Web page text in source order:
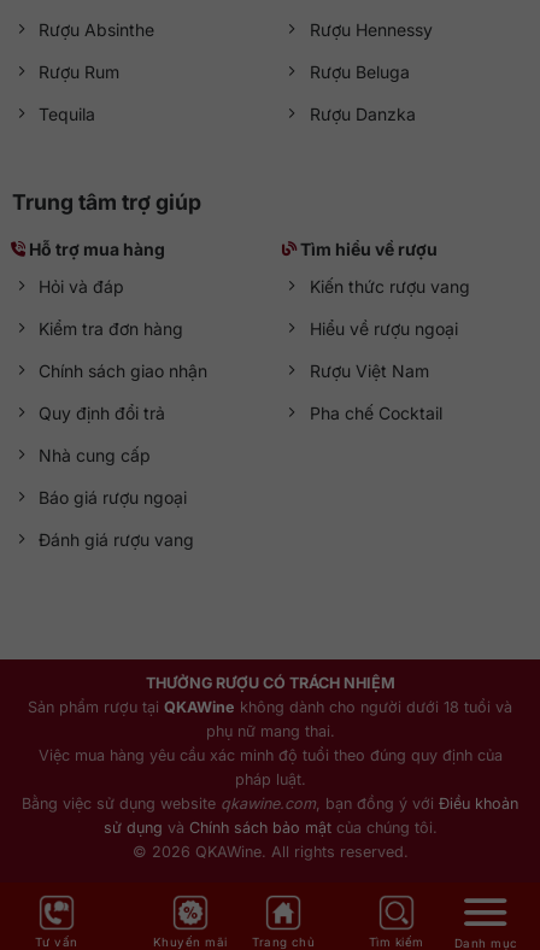
Rượu Absinthe
Rượu Rum
Tequila
Rượu Hennessy
Rượu Beluga
Rượu Danzka
Trung tâm trợ giúp
Hỗ trợ mua hàng
Hỏi và đáp
Kiểm tra đơn hàng
Chính sách giao nhận
Quy định đổi trả
Nhà cung cấp
Báo giá rượu ngoại
Đánh giá rượu vang
Tìm hiểu về rượu
Kiến thức rượu vang
Hiểu về rượu ngoại
Rượu Việt Nam
Pha chế Cocktail
THƯỞNG RƯỢU CÓ TRÁCH NHIỆM
Sản phẩm rượu tại QKAWine không dành cho người dưới 18 tuổi và
phụ nữ mang thai.
Việc mua hàng yêu cầu xác minh độ tuổi theo đúng quy định của
pháp luật.
Bằng việc sử dụng website qkawine.com , bạn đồng ý với Điều khoản
sử dụng và Chính sách bảo mậtcủa chúng tôi.
© 2026 QKAWine. All rights reserved.
Tư vấn Khuyến mãi Trang chủ Tìm kiếm Danh mục